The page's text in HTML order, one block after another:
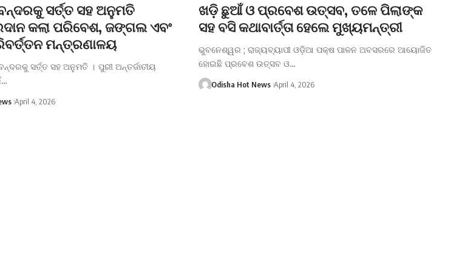
ସର୍ତ୍ତ ସହ ଅନୁମତି
କଲା ପରିବେଶ, ଜଙ୍ଗଲ ଏବଂ
ମନ୍ତ୍ରଣାଳୟ
ସର୍ତ୍ତ ସହ ଅନୁମତି । ପୁରୀ ଅନ୍ତର୍ଜାତୀୟ
April 4, 2026
ଖଡ଼ି ଛୁଆଁ ଓ ପ୍ରବେଶ ଉତ୍ସବ, ତଳେ ପିଲାଙ୍କ
ସହ ବସି କଥାବାର୍ତ୍ତା ହେଲେ ମୁଖ୍ୟମନ୍ତ୍ରୀ
ଭୁବନେଶ୍ୱର ; ରାଜ୍ୟବ୍ୟାପୀ ଓଡ଼ିଆ ପକ୍ଷ ପାଳନ ଅବସରରେ ଆୟୋଜିତ
ହୋଇଛି ପ୍ରବେଶ ଉତ୍ସବ ଓ…
Odisha Hot News April 4, 2026